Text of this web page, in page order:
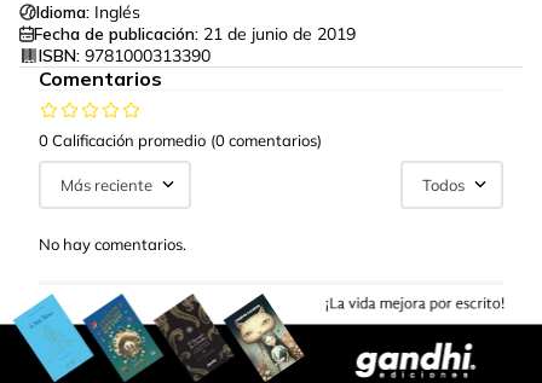
Idioma: Inglés
Fecha de publicación: 21 de junio de 2019
ISBN: 9781000313390
Comentarios
0 Calificación promedio (0 comentarios)
Más reciente Todos
No hay comentarios.